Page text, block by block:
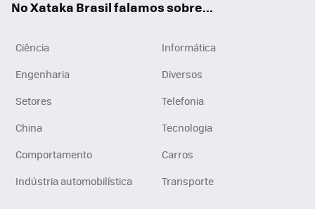
No Xataka Brasil falamos sobre...
Ciência
Informática
Engenharia
Diversos
Setores
Telefonia
China
Tecnologia
Comportamento
Carros
Indústria automobilística
Transporte